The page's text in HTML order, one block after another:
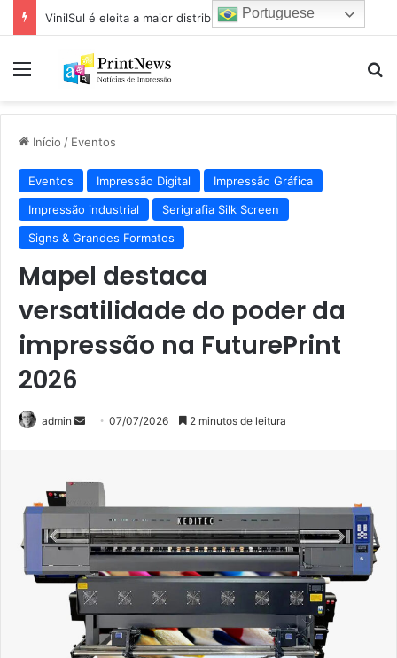
Menu
Início / Eventos
Eventos Impressão Digital
Impressão Gráfica
Impressão industrial
Serigrafia Silk Screen
Signs & Grandes Formatos
Mapel destaca
versatilidade do poder da
impressão na FuturePrint
2026
admin
Mande
mail
07/07/2026 2 minutos de leitura
Portuguese